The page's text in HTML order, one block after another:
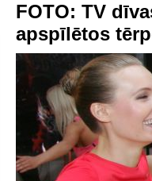
FOTO: TV
apspīlētos